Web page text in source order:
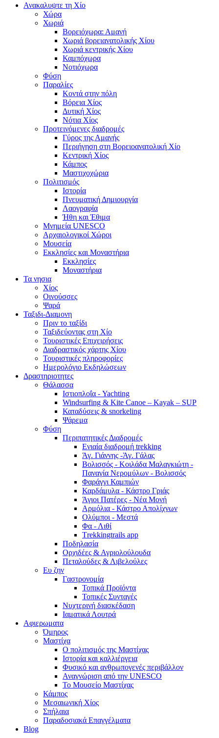
Ανακαλυψτε τη Χίο
Χώρα
Χωριά
Βορειόχωρα: Αμανή
Χωριά βορειανατολικής Χίου
Χωριά κεντρικής Χίου
Καμπόχωρα
Νοτιόχωρα
Φύση
Παραλίες
Κοντά στην πόλη
Βόρεια Χίος
Δυτική Χίος
Νότια Χίος
Προτεινόμενες διαδρομές
Γύρος της Αμανής
Περιήγηση στη Βορειοανατολική Χίο
Κεντρική Χίος
Κάμπος
Μαστιχοχώρια
Πολιτισμός
Ιστορία
Πνευματική Δημιουργία
Λαογραφία
Ήθη και Έθιμα
Μνημεία UNESCO
Αρχαιολογικοί Χώροι
Μουσεία
Εκκλησίες και Μοναστήρια
Εκκλησίες
Μοναστήρια
Τα νησια
Χίος
Οινούσσες
Ψαρά
Ταξιδι-Διαμονη
Πριν το ταξίδι
Ταξιδεύοντας στη Χίο
Τουριστικές Επιχειρήσεις
Διαδραστικός χάρτης Χίου
Τουριστικές πληροφορίες
Ημερολόγιο Εκδηλώσεων
Δραστηριοτητες
Θάλασσα
Ιστιοπλοΐα - Yachting
Windsurfing & Kite Canoe – Kayak – SUP
Καταδύσεις & snorkeling
Ψάρεμα
Φύση
Περιπατητικές Διαδρομές
Ενιαία διαδρομή trekking
Άγ. Γιάννης -Άγ. Γάλας
Βολισσός - Κοιλάδα Μαλαγκιώτη -
Παναγία Νερομύλων - Βολισσός
Φαράγγι Καμπιών
Καρδάμυλα - Κάστρο Γριάς
Άγιοι Πατέρες - Νέα Μονή
Αρμόλια - Κάστρο Απολίχνων
Ολύμποι - Μεστά
Φα - Λιθί
Τrekkingtrails app
Ποδηλασία
Ορχιδέες & Αγριολούλουδα
Πεταλούδες & Λιβελούλες
Ευ ζην
Γαστρονομία
Τοπικά Προϊόντα
Τοπικές Συνταγές
Νυχτερινή διασκέδαση
Ιαματικά Λουτρά
Αφιερωματα
Όμηρος
Μαστίχα
Ο πολιτισμός της Μαστίχας
Ιστορία και καλλιέργεια
Φυσικό και ανθρωπογενές περιβάλλον
Αναγνώριση από την UNESCO
Το Μουσείο Μαστίχας
Κάμπος
Μεσαιωνική Χίος
Σπήλαια
Παραδοσιακά Επαγγέλματα
Blog